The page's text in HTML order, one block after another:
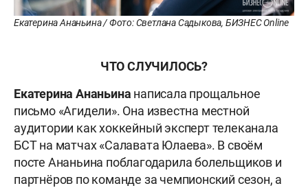
Екатерина Ананьина / Фото: Светлана Садыкова, БИЗНЕС Online
ЧТО СЛУЧИЛОСЬ?
Екатерина Ананьина написала прощальное
письмо «Агидели». Она известна местной
аудитории как хоккейный эксперт телеканала
БСТ на матчах «Салавата Юлаева». В своём
посте Ананьина поблагодарила болельщиков и
партнёров по команде за чемпионский сезон, а